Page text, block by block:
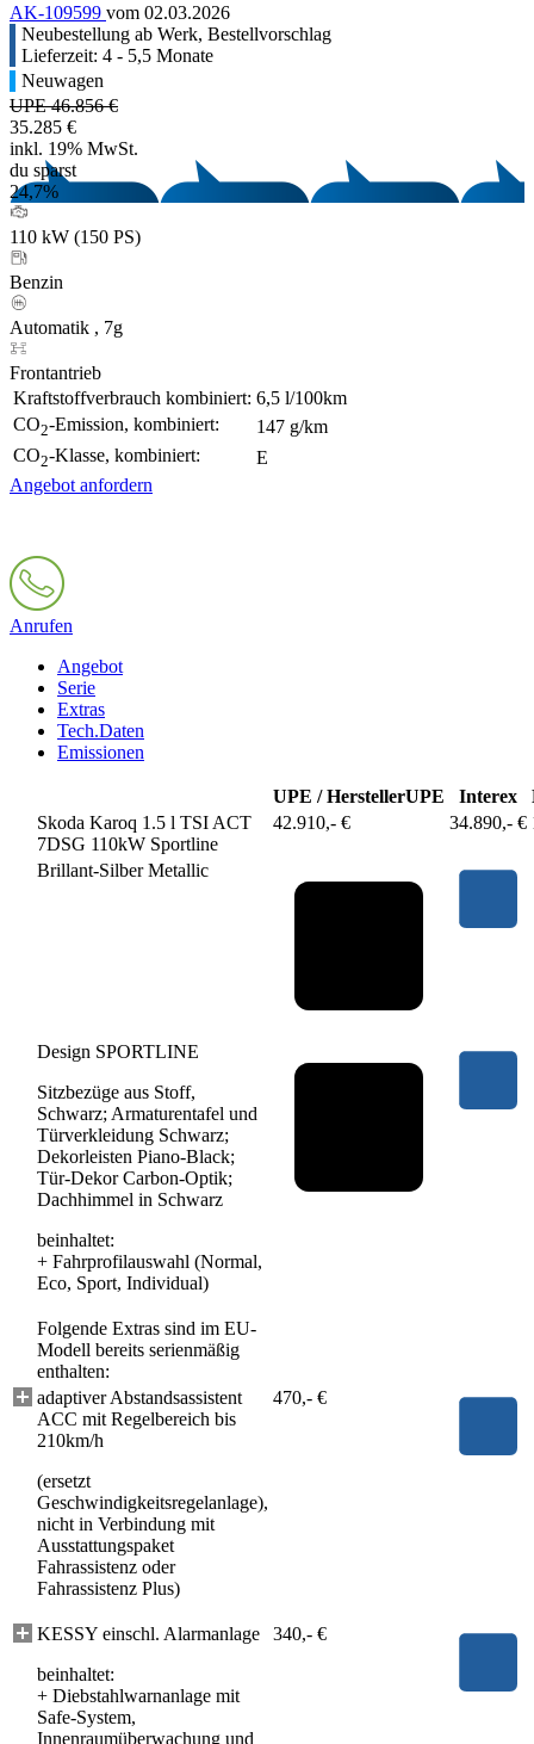
AK-109599 vom 02.03.2026
Neubestellung ab Werk, Bestellvorschlag
Lieferzeit: 4 - 5,5 Monate
Neuwagen
UPE 46.856 €
35.285 €
inkl. 19% MwSt.
du sparst
24,7%
110 kW (150 PS)
Benzin
Automatik , 7g
Frontantrieb
Kraftstoffverbrauch kombiniert: 6,5 l/100km
CO2-Emission, kombiniert:
147 g/km
CO2-Klasse, kombiniert:
E
Angebot anfordern
Anrufen
Angebot
Serie
Extras
Tech.Daten
Emissionen
UPE / HerstellerUPE Interex
Skoda Karoq 1.5 l TSI ACT
7DSG 110kW Sportline
42.910,- € 34.890,- €
Brillant-Silber Metallic
Design SPORTLINE
Sitzbezüge aus Stoff,
Schwarz; Armaturentafel und
Türverkleidung Schwarz;
Dekorleisten Piano-Black;
Tür-Dekor Carbon-Optik;
Dachhimmel in Schwarz
beinhaltet:
+ Fahrprofilauswahl (Normal,
Eco, Sport, Individual)
Folgende Extras sind im EU-
Modell bereits serienmäßig
enthalten:
adaptiver Abstandsassistent
ACC mit Regelbereich bis
210km/h
(ersetzt
Geschwindigkeitsregelanlage),
nicht in Verbindung mit
Ausstattungspaket
Fahrassistenz oder
Fahrassistenz Plus)
470,- €
KESSY einschl. Alarmanlage
beinhaltet:
+ Diebstahlwarnanlage mit
Safe-System,
Innenraumüberwachung und
340,- €